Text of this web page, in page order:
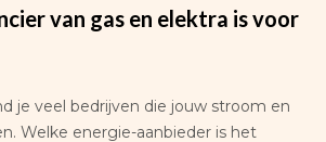
van gas en elektra is voor
je veel bedrijven die jouw stroom en
Welke energie-aanbieder is het